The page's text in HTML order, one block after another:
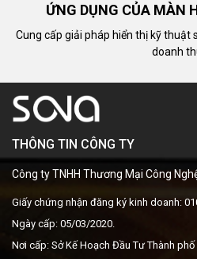
ỨNG DỤNG CỦA MÀN
Cung cấp giải pháp hiển thị kỹ thuật
doanh
THÔNG TIN CÔNG TY
Công ty TNHH Thương Mại Công
Giấy chứng nhận đăng ký kinh doanh:
Ngày cấp: 05/03/2020.
Nơi cấp: Sở Kế Hoạch Đầu Tư Thành phố